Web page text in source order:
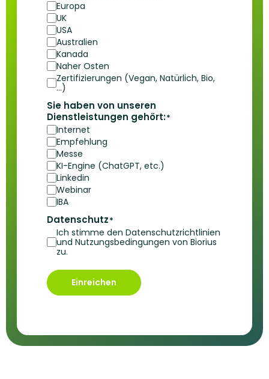
Europa
UK
USA
Australien
Kanada
Naher Osten
Zertifizierungen (Vegan, Natürlich, Bio,
...)
Sie haben von unseren
Dienstleistungen gehört:*
Internet
Empfehlung
Messe
KI-Engine (ChatGPT, etc.)
Linkedin
Webinar
IBA
Datenschutz*
Ich stimme den Datenschutzrichtlinien
und Nutzungsbedingungen von Biorius
zu.
Einreichen